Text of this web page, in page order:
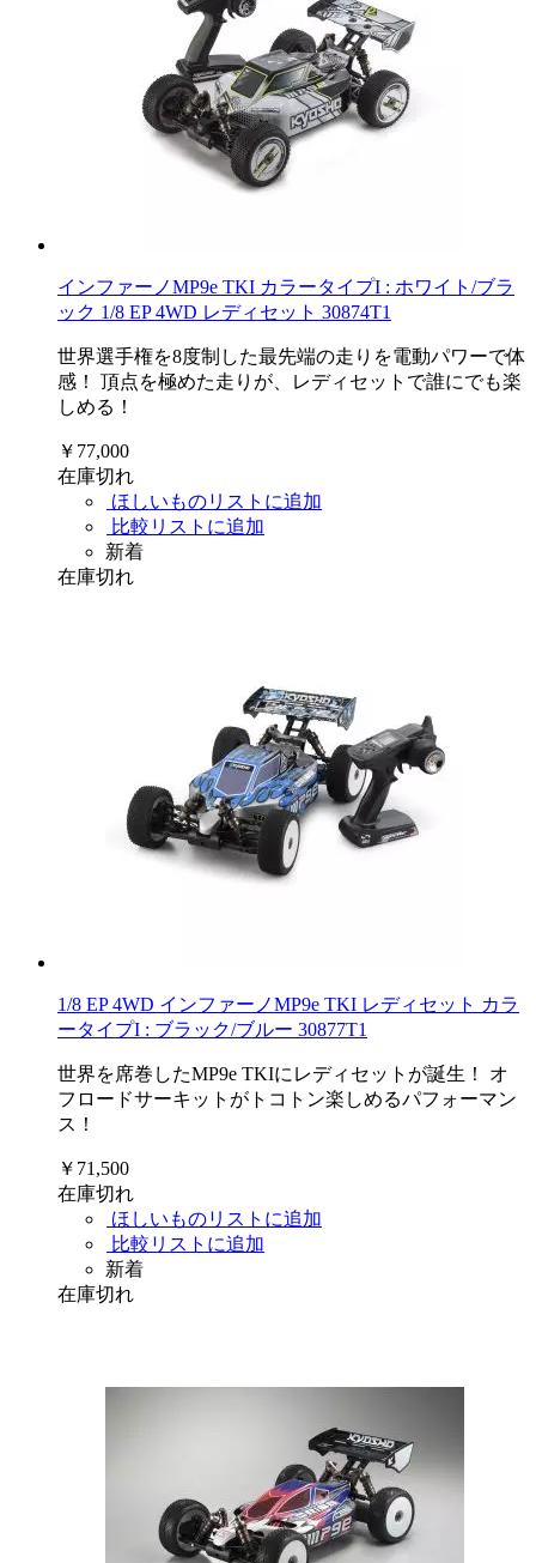
インファーノMP9e TKI カラータイプI : ホワイト/ブラ
ック 1/8 EP 4WD レディセット 30874T1
世界選手権を8度制した最先端の走りを電動パワーで体
感！ 頂点を極めた走りが、レディセットで誰にでも楽
しめる！
￥77,000
在庫切れ
ほしいものリストに追加
比較リストに追加
新着
在庫切れ
1/8 EP 4WD インファーノMP9e TKI レディセット カラ
ータイプI : ブラック/ブルー 30877T1
世界を席巻したMP9e TKIにレディセットが誕生！ オ
フロードサーキットがトコトン楽しめるパフォーマン
ス！
￥71,500
在庫切れ
ほしいものリストに追加
比較リストに追加
新着
在庫切れ